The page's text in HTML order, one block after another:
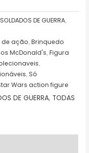
,SOLDADOS DE GUERRA
ação ,Brinquedo
McDonald's ,Figura
,Só
Wars action figure
DE GUERRA, TODAS